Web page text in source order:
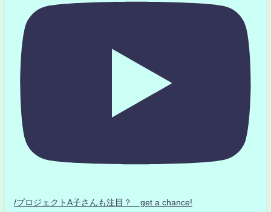
/プロジェクトA子さんも注目？ get a chance!